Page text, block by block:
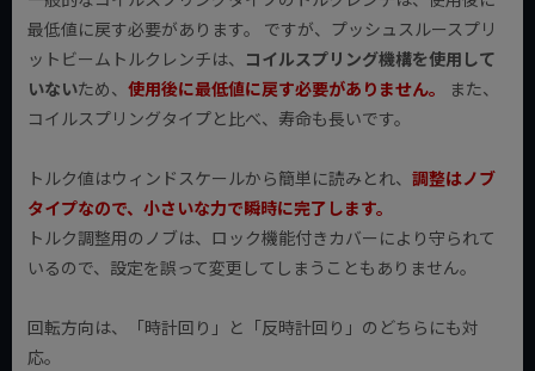
最低値に戻す必要があります。 ですが、プッシュスルースプリ
ットビームトルクレンチは、 コイルスプリング機構を使用して
いないため、 使用後に最低値に戻す必要がありません。
また、
コイルスプリングタイプと比べ、寿命も長いです。
トルク値はウィンドスケールから簡単に読みとれ、 調整はノブ
タイプなので、小さいな力で瞬時に完了します。
トルク調整用のノブは、ロック機能付きカバーにより守られて
いるので、設定を誤って変更してしまうこともありません。
回転方向は、「時計回り」と「反時計回り」のどちらにも対
応。